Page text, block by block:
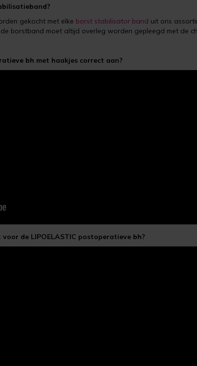
gekocht met elke borst stabilisator band uit ons
borstband moet altijd overleg worden gepleegd met de
bh met haakjes correct aan?
de LIPOELASTIC postoperatieve bh?